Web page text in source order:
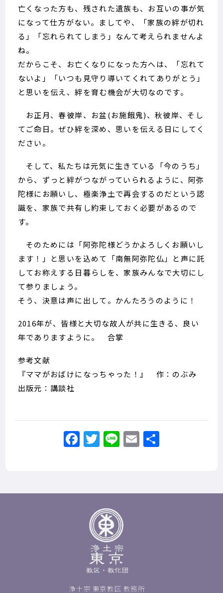
亡くなった方も、残された遺族も、お互いの事が気
になって仕方がない。ましてや、「家族の絆が切れ
る」「忘れられてしまう」なんて考えられませんよ
ね。
だからこそ、お亡くなりになった方へは、「忘れて
ないよ」「いつも見守り導いてくれてありがとう」
と思いを伝え、絆を育む機会が大切なのです。
お正月、春彼岸、お盆(お施餓鬼)、秋彼岸、そし
てご命日。ぜひ絆を深め、思いを伝える日にしてく
ださい。
そして、私たちは元気に生きている「今のうち」
から、ずっと絆がつながっていられるように、阿弥
陀様にお願いし、極楽浄土で再会するのだという認
識を、家族で共有し約束しておく必要があるので
す。
そのためには「阿弥陀様どうかよろしくお願いし
ます！」と思いを込めて「南無阿弥陀仏」と声に託
してお称えする日暮らしを、家族みんなで大切にし
て参りましょう。
そう、決意は声に出して。かんたろうのように！
2016年が、皆様と大切な故人が共に生きる、良い
年でありますように。 合掌
参考文献
『ママがおばけになっちゃった！』 作：のぶみ
出版元：講談社
Facebook
Twitter
LineEmail
浄土宗 東京教区 教務所